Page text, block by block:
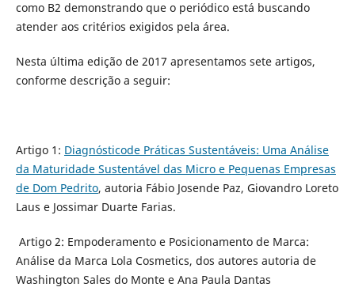
como B2 demonstrando que o periódico está buscando
atender aos critérios exigidos pela área.
Nesta última edição de 2017 apresentamos sete artigos,
conforme descrição a seguir:
Artigo 1: Diagnósticode Práticas Sustentáveis: Uma Análise
da Maturidade Sustentável das Micro e Pequenas Empresas
de Dom Pedrito, autoria Fábio Josende Paz, Giovandro Loreto
Laus e Jossimar Duarte Farias.
Artigo 2: Empoderamento e Posicionamento de Marca:
Análise da Marca Lola Cosmetics, dos autores autoria de
Washington Sales do Monte e Ana Paula Dantas